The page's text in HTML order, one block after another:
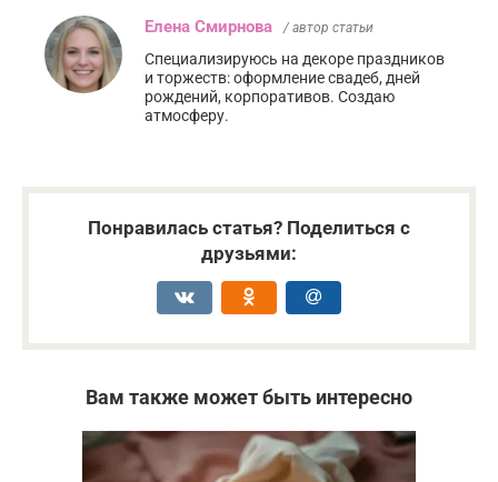
Елена Смирнова / автор статьи
Специализируюсь на декоре праздников
и торжеств: оформление свадеб, дней
рождений, корпоративов. Создаю
атмосферу.
Понравилась статья? Поделиться с
друзьями:
Вам также может быть интересно